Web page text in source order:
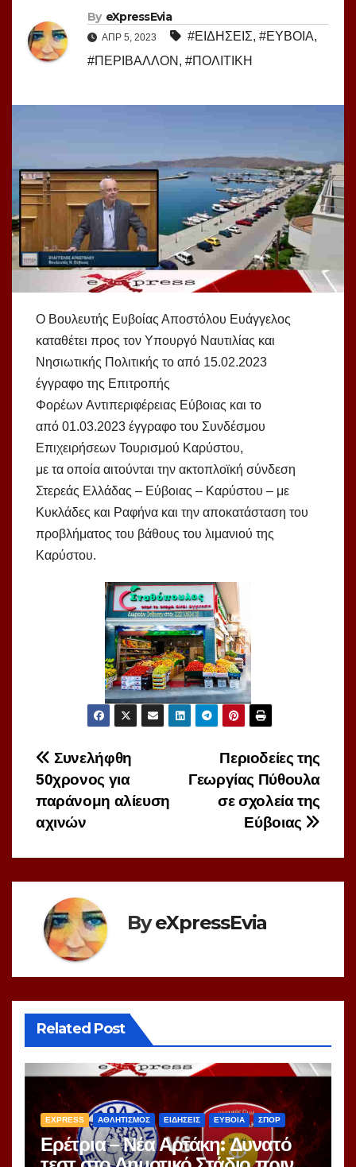
By eXpressEvia
ΑΠΡ 5, 2023 #ΕΙΔΗΣΕΙΣ, #ΕΥΒΟΙΑ,
#ΠΕΡΙΒΑΛΛΟΝ , #ΠΟΛΙΤΙΚΗ
Ο Βουλευτής Ευβοίας Αποστόλου Ευάγγελος
καταθέτει προς τον Υπουργό Ναυτιλίας και
Νησιωτικής Πολιτικής το από 15.02.2023
έγγραφο της Επιτροπής
Φορέων Αντιπεριφέρειας Εύβοιας και το
από 01.03.2023 έγγραφο του Συνδέσμου
Επιχειρήσεων Τουρισμού Καρύστου,
με τα οποία αιτούνται την ακτοπλοϊκή σύνδεση
Στερεάς Ελλάδας – Εύβοιας – Καρύστου – με
Κυκλάδες και Ραφήνα και την αποκατάσταση του
προβλήματος του βάθους του λιμανιού της
Καρύστου.
Πλοήγηση
άρθρων
Περιοδείες της
Γεωργίας Πύθουλα
σε σχολεία της
Εύβοιας
Συνελήφθη
50χρονος για
παράνομη αλίευση
αχινών
ByeXpressEvia
Related Post
EXPRESS ΑΘΛΗΤΙΣΜΟΣ ΕΙΔΗΣΕΙΣ ΕΥΒΟΙΑ ΣΠΟΡ
Ερέτρια – Νέα Αρτάκη: Δυνατό